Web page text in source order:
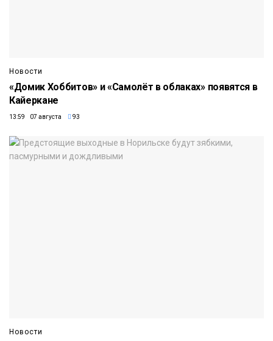
Новости
«Домик Хоббитов» и «Самолёт в облаках» появятся в
Кайеркане
13:59 07 августа 93
Новости